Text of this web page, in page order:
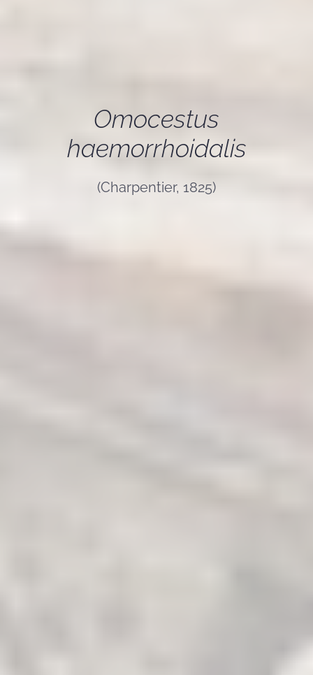
Omocestus
haemorrhoidalis
(Charpentier, 1825)